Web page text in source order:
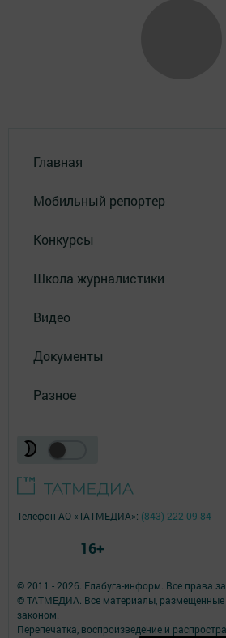
Главная
Мобильный репортер
Конкурсы
Школа журналистики
Видео
Документы
Разное
© 2011 - 2026. Елабуга-информ. Все права
© ТАТМЕДИА. Все материалы, размещенные
законом.
Перепечатка, воспроизведение и
Телефон АО «ТАТМЕДИА»: (843) 222 09 84
16+